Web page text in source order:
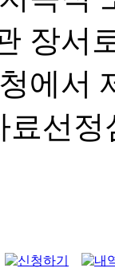
장서
에서
료선